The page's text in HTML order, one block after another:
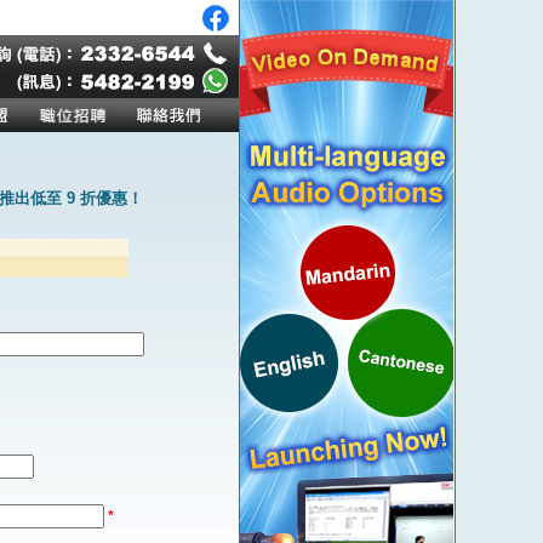
出低至 9 折優惠！
*